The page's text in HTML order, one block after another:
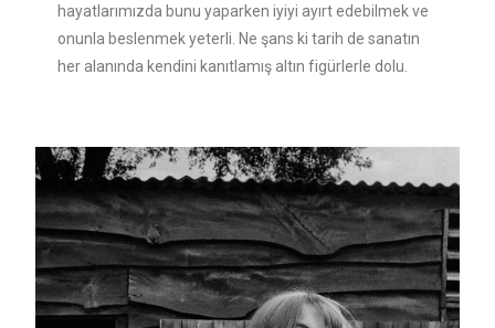
hayatlarımızda bunu yaparken iyiyi ayırt edebilmek ve
onunla beslenmek yeterli. Ne şans ki tarih de sanatın
her alanında kendini kanıtlamış altın figürlerle dolu.